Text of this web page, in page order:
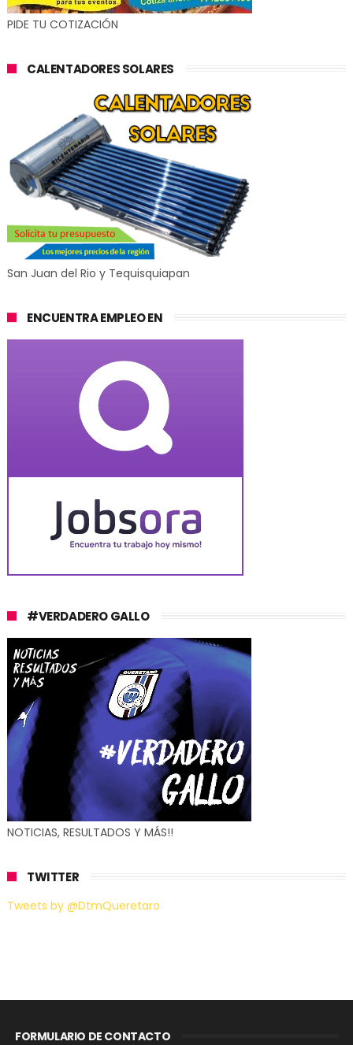
PIDE TU COTIZACIÓN
CALENTADORES SOLARES
San Juan del Rio y Tequisquiapan
ENCUENTRA EMPLEO EN
#VERDADERO GALLO
NOTICIAS, RESULTADOS Y MÁS!!
TWITTER
Tweets by @DtmQueretaro
FORMULARIO DE CONTACTO